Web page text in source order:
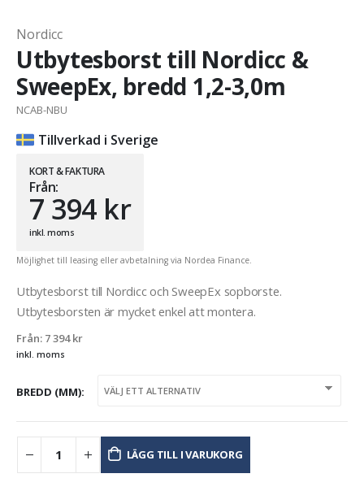
Nordicc
Utbytesborst till Nordicc &
SweepEx, bredd 1,2-3,0m
NCAB-NBU
Tillverkad i Sverige
KORT & FAKTURA
Från:
7 394 kr
inkl. moms
Möjlighet till leasing eller avbetalning via Nordea Finance.
Utbytesborst till Nordicc och SweepEx sopborste.
Utbytesborsten är mycket enkel att montera.
Från: 7 394kr
inkl. moms
BREDD (MM)
LÄGG TILL I VARUKORG